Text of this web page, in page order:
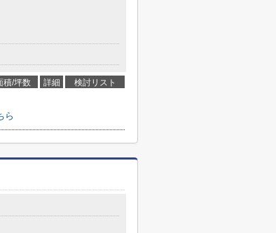
積/坪数 詳細 検討リスト
ら